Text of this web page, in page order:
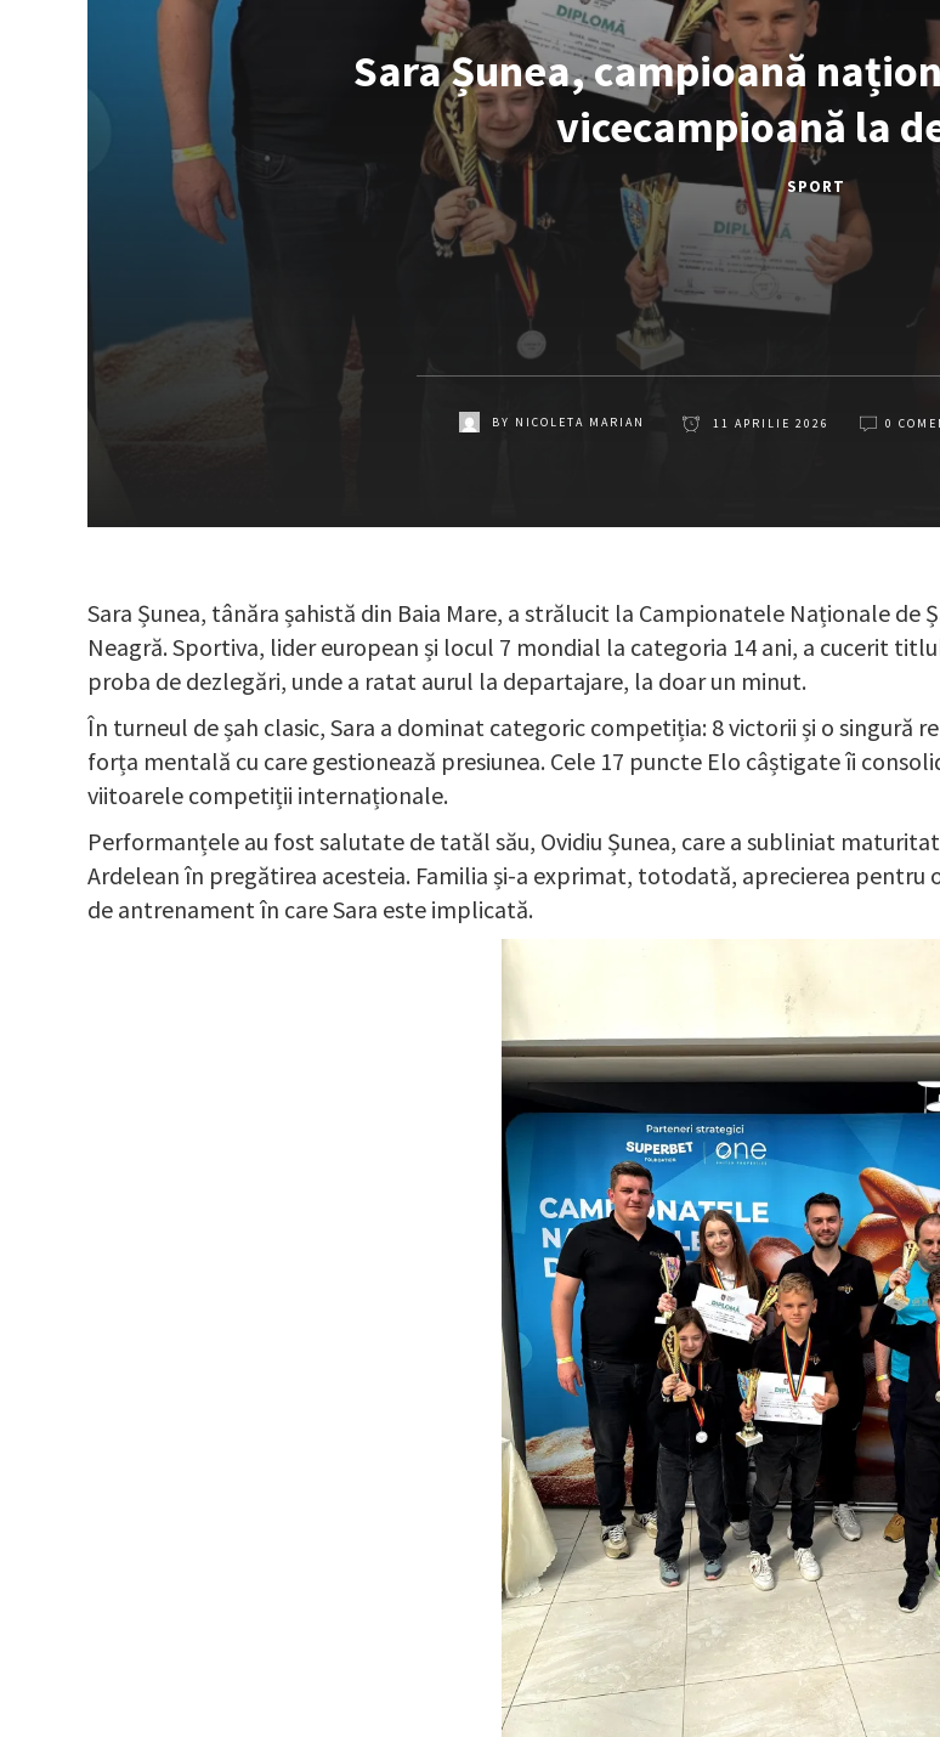
Sara Șunea, campioană
vicecampioană la
SPORT
BY NICOLETA MARIAN 11 APRILIE 2026 0
Sara Șunea, tânăra șahistă din Baia Mare, a strălucit la Campionatele Naționale de
Neagră. Sportiva, lider european și locul 7 mondial la categoria 14 ani, a cucerit
proba de dezlegări, unde a ratat aurul la departajare, la doar un minut.
În turneul de șah clasic, Sara a dominat categoric competiția: 8 victorii și o singură
forța mentală cu care gestionează presiunea. Cele 17 puncte Elo câștigate îi
viitoarele competiții internaționale.
Performanțele au fost salutate de tatăl său, Ovidiu Șunea, care a subliniat
Ardelean în pregătirea acesteia. Familia și-a exprimat, totodată, aprecierea pentru
de antrenament în care Sara este implicată.